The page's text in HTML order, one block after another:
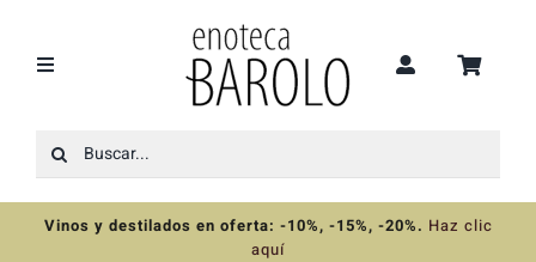
contenido
Toggle
Recomendaciones
Ofertas
Buscar:
Vinos y destilados en oferta: -10%, -15%, -20%. Haz clic
aquí